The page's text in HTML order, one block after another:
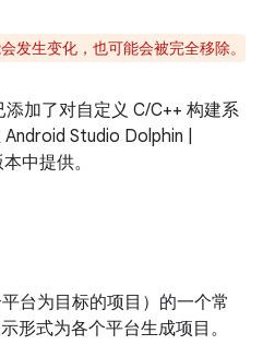
发生变化，也可能会被完全移除。
加了对自定义 C/C++ 构建系
Studio Dolphin |
中提供。
台为目标的项目）的一个常
形式为各个平台生成项目。